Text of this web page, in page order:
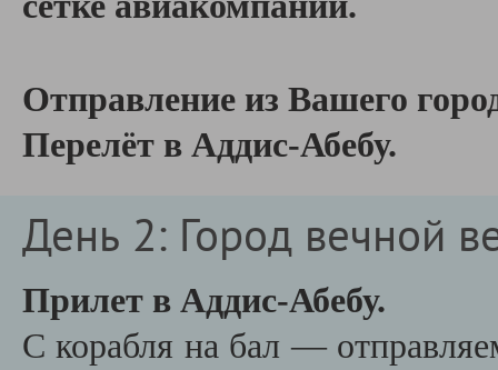
Отправление из Вашего
Перелёт в Аддис-Абебу.
День 2: Город вечной
Прилет в Аддис-Абебу.
С корабля на бал —